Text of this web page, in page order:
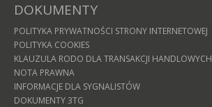
DOKUMENTY
POLITYKA PRYWATNOŚCI STRONY INTERNETOWEJ
POLITYKA COOKIES
KLAUZULA RODO DLA TRANSAKCJI HANDLOWYCH
NOTA PRAWNA
INFORMACJE DLA SYGNALISTÓW
DOKUMENTY 3TG